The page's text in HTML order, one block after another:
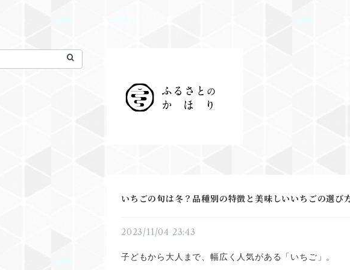
いちごの旬は冬？品種別の特徴と美味しいいちごの選び
2023/11/04 23:43
子どもから大人まで、幅広く人気がある「いちご」。